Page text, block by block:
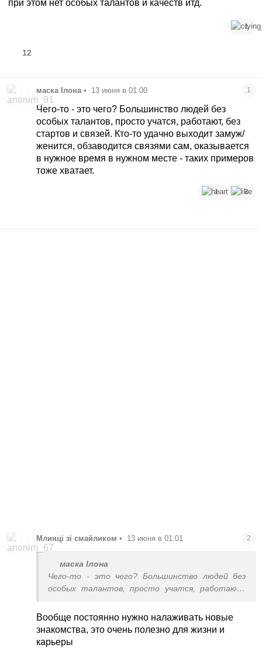
при этом нет особых талантов и качеств итд.
1
12
маска Ілона • 13 июня в 01:00 1
Чего-то - это чего? Большинство людей без
особых талантов, просто учатся, работают, без
стартов и связей. Кто-то удачно выходит замуж/
женится, обзаводится связями сам, оказывается
в нужное время в нужном месте - таких примеров
тоже хватает.
1 3
Млинці зі смайликом • 13 июня в 01:01 2
маска Ілона
Чего-то - это чего? Большинство людей без
особых талантов, просто учатся, работают,
замуж/женится, обзаводится связями сам,
оказывается в нужное время в нужном месте -
таких примеров тоже хватает.
Вообще постоянно нужно налаживать новые
знакомства, это очень полезно для жизни и
карьеры